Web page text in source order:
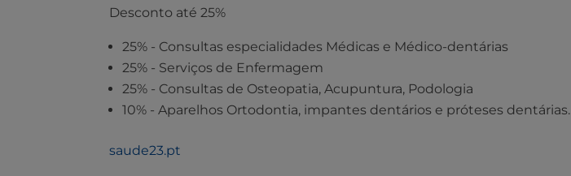
Desconto até 25%
25% - Consultas especialidades Médicas e Médico-dentárias
25% - Serviços de Enfermagem
25% - Consultas de Osteopatia, Acupuntura, Podologia
10% - Aparelhos Ortodontia, impantes dentários e próteses dentárias.
saude23.pt